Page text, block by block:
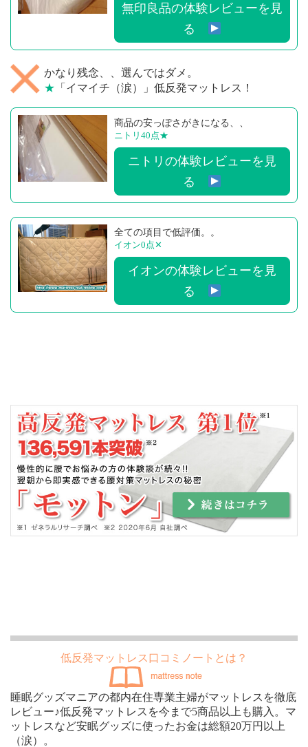
無印良品の体験レビューを見
る
かなり残念、、選んではダメ。
★ 「イマイチ（涙）」低反発マットレス！
商品の安っぽさがきになる、、
ニトリ40点★
ニトリの体験レビューを見
る
全ての項目で低評価。。
イオン0点✕
イオンの体験レビューを見
る
低反発マットレス口コミノートとは？
睡眠グッズマニアの都内在住専業主婦がマットレスを徹底
レビュー♪低反発マットレスを今まで5商品以上も購入。マ
ットレスなど安眠グッズに使ったお金は総額20万円以上
（涙）。